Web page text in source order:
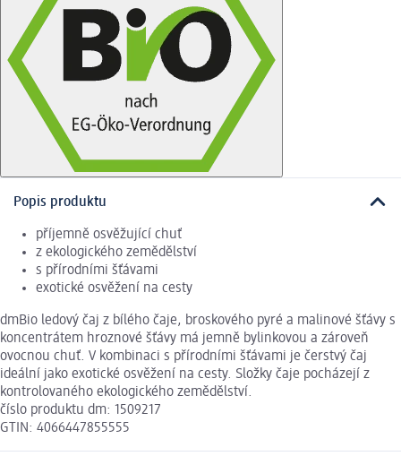
Popis produktu
příjemně osvěžující chuť
z ekologického zemědělství
s přírodními šťávami
exotické osvěžení na cesty
dmBio ledový čaj z bílého čaje, broskového pyré a malinové šťávy s
koncentrátem hroznové šťávy má jemně bylinkovou a zároveň
ovocnou chuť. V kombinaci s přírodními šťávami je čerstvý čaj
ideální jako exotické osvěžení na cesty. Složky čaje pocházejí z
kontrolovaného ekologického zemědělství.
číslo produktu dm: 1509217
GTIN: 4066447855555